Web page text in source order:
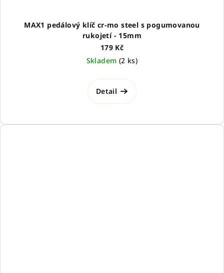
MAX1 pedálový klíč cr-mo steel s pogumovanou
rukojetí - 15mm
179 Kč
Skladem (2 ks)
Detail